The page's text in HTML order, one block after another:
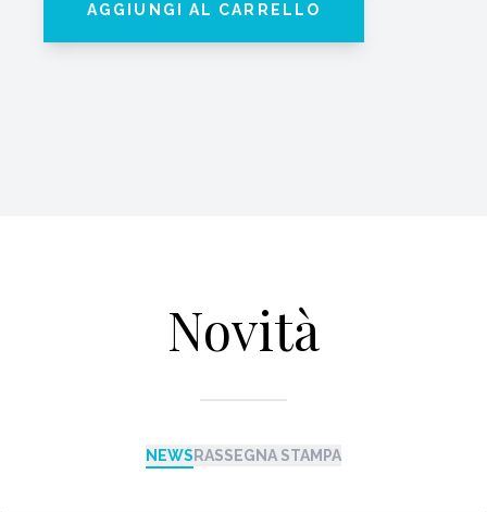
AGGIUNGI AL CARRELLO
Novità
NEWS RASSEGNA STAMPA